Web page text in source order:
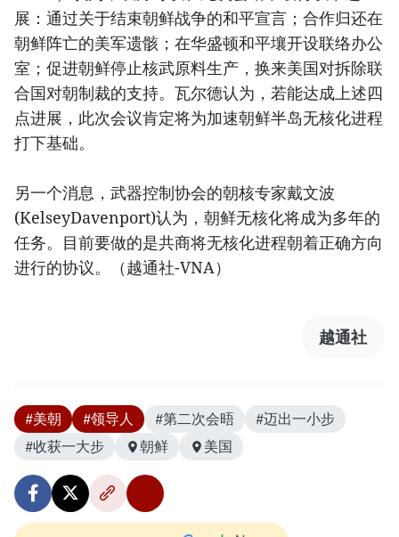
展：通过关于结束朝鲜战争的和平宣言；合作归还在
朝鲜阵亡的美军遗骸；在华盛顿和平壤开设联络办公
室；促进朝鲜停止核武原料生产，换来美国对拆除联
合国对朝制裁的支持。瓦尔德认为，若能达成上述四
点进展，此次会议肯定将为加速朝鲜半岛无核化进程
打下基础。
另一个消息，武器控制协会的朝核专家戴文波
(KelseyDavenport)认为，朝鲜无核化将成为多年的
任务。目前要做的是共商将无核化进程朝着正确方向
进行的协议。（越通社-VNA）
越通社
#美朝 #领导人 #第二次会晤
#迈出一小步
#收获一大步
朝鲜 美国